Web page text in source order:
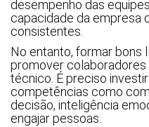
desempenho das
capacidade da empresa
consistentes.
No entanto, formar bons
promover
técnico. É preciso
competências como
decisão, inteligência
engajar pessoas.